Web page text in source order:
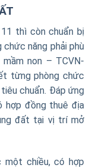
thì còn chuẩn bị
năng phải phù
non – TCVN-
từng phòng chức
chuẩn. Đáp ứng
hợp đồng thuê địa
đất tại vị trí mở
chiều, có hợp